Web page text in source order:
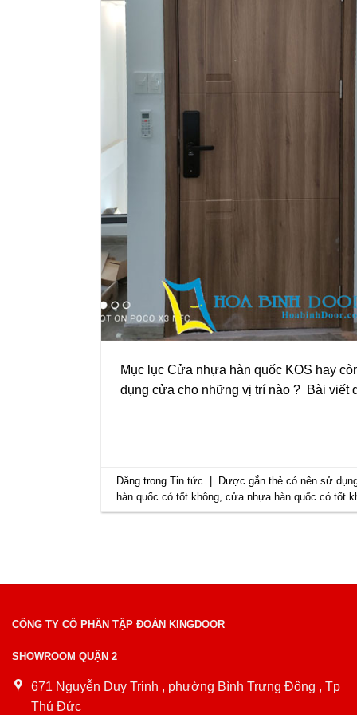
Mục lục Cửa nhựa hàn quốc KOS hay
dụng cửa cho những vị trí nào ? Bài
Đăng trongTin tức | Được gắn thẻcó nên sử
hàn quốc có tốt không ,cửa nhựa hàn quốc có tốt
CÔNG TY CỔ PHẦN TẬP ĐOÀN KINGDOOR
SHOWROOM QUẬN 2
671 Nguyễn Duy Trinh , phường Bình Trưng Đông , Tp
Thủ Đức